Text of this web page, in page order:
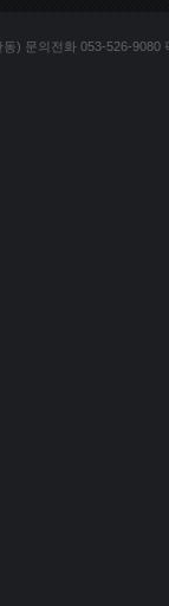
) 문의전화 053-526-9080